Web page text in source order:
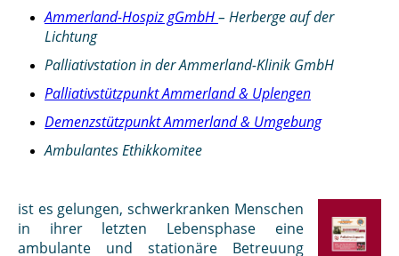
Ammerland-Hospiz gGmbH– Herberge auf der
Lichtung
Palliativstation in der Ammerland-Klinik GmbH
Palliativstützpunkt Ammerland & Uplengen
Demenzstützpunkt Ammerland & Umgebung
Ambulantes Ethikkomitee
ist es gelungen, schwerkranken Menschen
in ihrer letzten Lebensphase eine
ambulante und stationäre Betreuung